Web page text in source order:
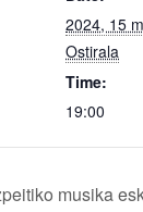
2024, 15
Ostirala
Time:
19:00
musika